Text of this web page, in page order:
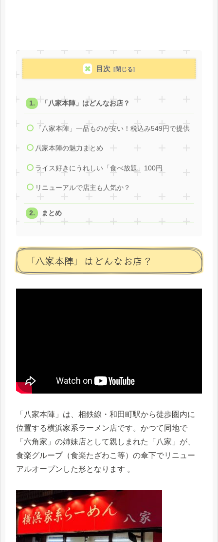
目次
「八家本陣」はどんなお店？
「八家本陣」一品ものが安い！税込み549円で提供
八家本陣の魅力まとめ
ライス好きにうれしい「食べ放題」100円
リニューアルで店主も人気か？
まとめ
「八家本陣」はどんなお店？
「八家本陣」は、相鉄線・和田町駅から徒歩圏内に
位置する横浜家系ラーメン店です。かつて同地で
「六角家」の姉妹店として親しまれた「八家」が、
食楽グループ（食楽たざわこ等）の傘下でリニュー
アルオープンした形となります 。